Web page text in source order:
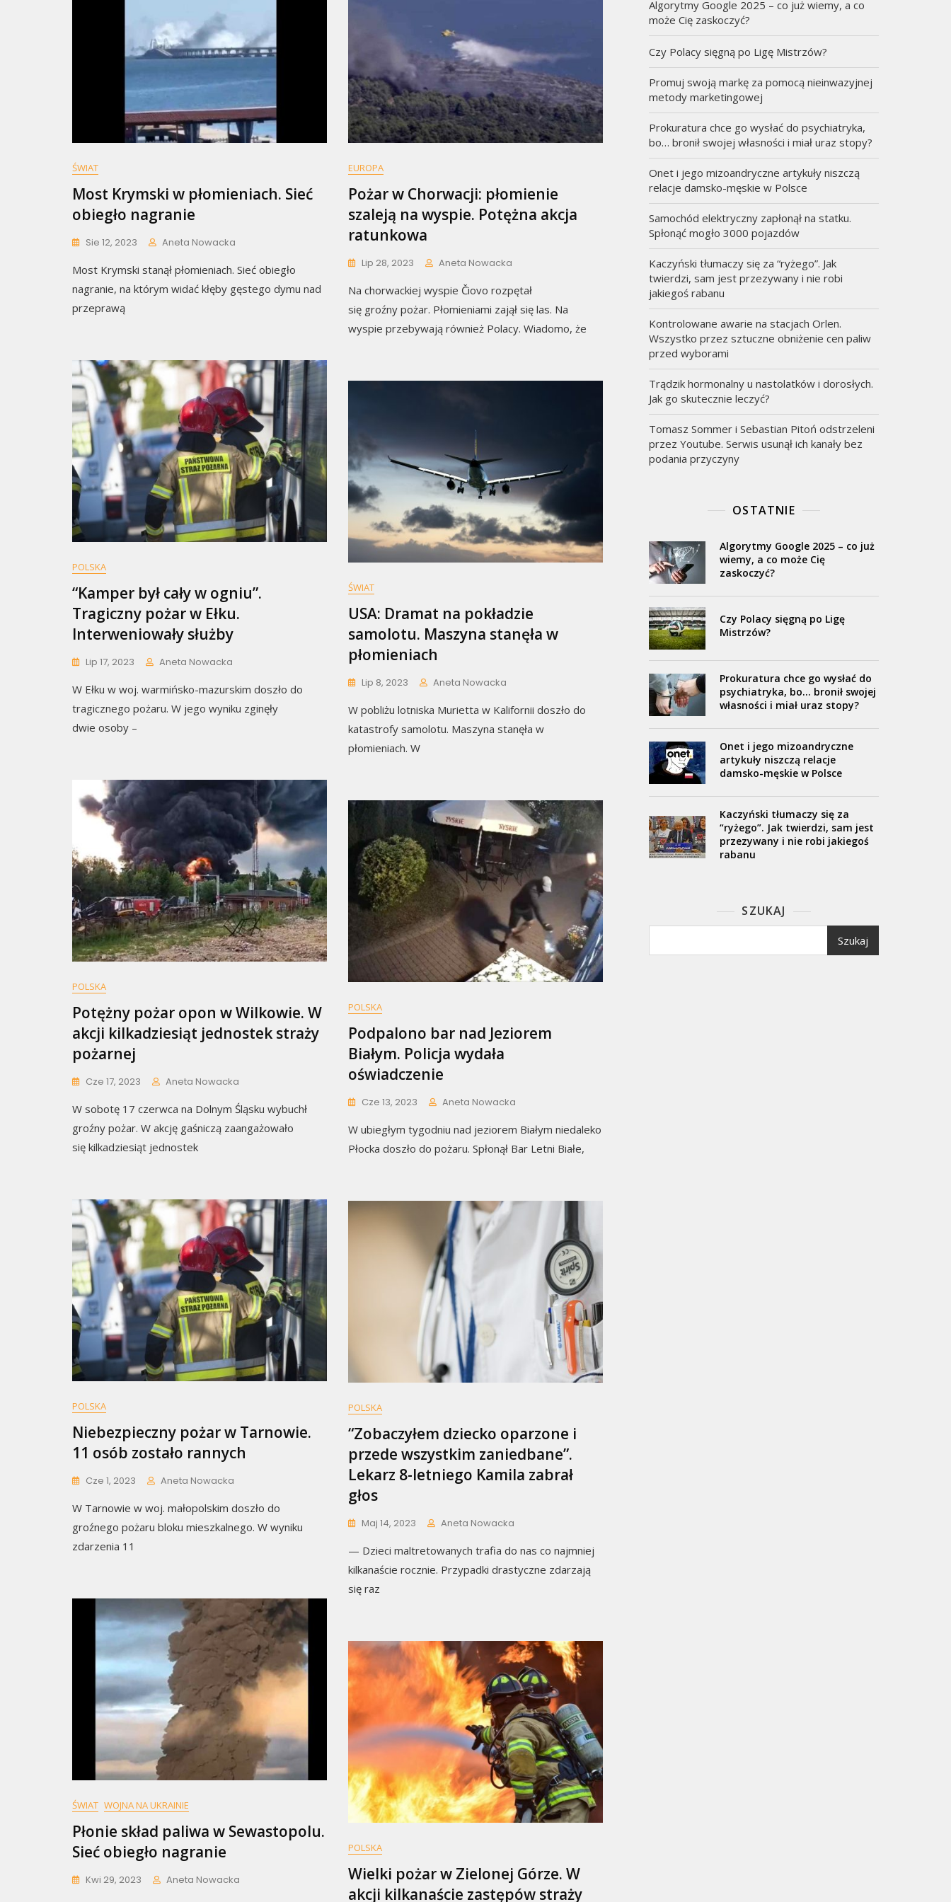
ŚWIAT
Most Krymski w płomieniach. Sieć
obiegło nagranie
Sie 12, 2023 Aneta Nowacka
Most Krymski stanął płomieniach. Sieć obiegło
nagranie, na którym widać kłęby gęstego dymu nad
przeprawą
EUROPA
Pożar w Chorwacji: płomienie
szaleją na wyspie. Potężna akcja
ratunkowa
Lip 28, 2023 Aneta Nowacka
Na chorwackiej wyspie Čiovo rozpętał
się groźny pożar. Płomieniami zajął się las. Na
wyspie przebywają również Polacy. Wiadomo, że
POLSKA
“Kamper był cały w ogniu”.
Tragiczny pożar w Ełku.
Interweniowały służby
Lip 17, 2023 Aneta Nowacka
W Ełku w woj. warmińsko-mazurskim doszło do
tragicznego pożaru. W jego wyniku zginęły
dwie osoby –
ŚWIAT
USA: Dramat na pokładzie
samolotu. Maszyna stanęła w
płomieniach
Lip 8, 2023 Aneta Nowacka
W pobliżu lotniska Murietta w Kalifornii doszło do
katastrofy samolotu. Maszyna stanęła w
płomieniach. W
POLSKA
Potężny pożar opon w Wilkowie. W
akcji kilkadziesiąt jednostek straży
pożarnej
Cze 17, 2023 Aneta Nowacka
W sobotę 17 czerwca na Dolnym Śląsku wybuchł
groźny pożar. W akcję gaśniczą zaangażowało
się kilkadziesiąt jednostek
POLSKA
Podpalono bar nad Jeziorem
Białym. Policja wydała
oświadczenie
Cze 13, 2023 Aneta Nowacka
W ubiegłym tygodniu nad jeziorem Białym niedaleko
Płocka doszło do pożaru. Spłonął Bar Letni Białe,
POLSKA
Niebezpieczny pożar w Tarnowie.
11 osób zostało rannych
Cze 1, 2023 Aneta Nowacka
W Tarnowie w woj. małopolskim doszło do
groźnego pożaru bloku mieszkalnego. W wyniku
zdarzenia 11
POLSKA
“Zobaczyłem dziecko oparzone i
przede wszystkim zaniedbane”.
Lekarz 8-letniego Kamila zabrał
głos
Maj 14, 2023 Aneta Nowacka
— Dzieci maltretowanych trafia do nas co najmniej
kilkanaście rocznie. Przypadki drastyczne zdarzają
się raz
ŚWIAT WOJNA NA UKRAINIE
Płonie skład paliwa w Sewastopolu.
Sieć obiegło nagranie
Kwi 29, 2023 Aneta Nowacka
POLSKA
Wielki pożar w Zielonej Górze. W
akcji kilkanaście zastępów straży
Algorytmy Google 2025 – co już wiemy, a co
może Cię zaskoczyć?
Czy Polacy sięgną po Ligę Mistrzów?
Promuj swoją markę za pomocą nieinwazyjnej
metody marketingowej
Prokuratura chce go wysłać do psychiatryka,
bo… bronił swojej własności i miał uraz stopy?
Onet i jego mizoandryczne artykuły niszczą
relacje damsko-męskie w Polsce
Samochód elektryczny zapłonął na statku.
Spłonąć mogło 3000 pojazdów
Kaczyński tłumaczy się za “ryżego”. Jak
twierdzi, sam jest przezywany i nie robi
jakiegoś rabanu
Kontrolowane awarie na stacjach Orlen.
Wszystko przez sztuczne obniżenie cen paliw
przed wyborami
Trądzik hormonalny u nastolatków i dorosłych.
Jak go skutecznie leczyć?
Tomasz Sommer i Sebastian Pitoń odstrzeleni
przez Youtube. Serwis usunął ich kanały bez
podania przyczyny
OSTATNIE
Algorytmy Google 2025 – co już
wiemy, a co może Cię
zaskoczyć?
Czy Polacy sięgną po Ligę
Mistrzów?
Prokuratura chce go wysłać do
psychiatryka, bo… bronił swojej
własności i miał uraz stopy?
Onet i jego mizoandryczne
artykuły niszczą relacje
damsko-męskie w Polsce
Kaczyński tłumaczy się za
“ryżego”. Jak twierdzi, sam jest
przezywany i nie robi jakiegoś
rabanu
SZUKAJ
Szukaj